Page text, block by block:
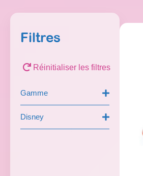
Filtres
Réinitialiser les filtres
Gamme
Disney